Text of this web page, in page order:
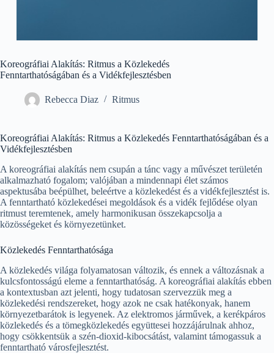
Koreográfiai Alakítás: Ritmus a Közlekedés
Fenntarthatóságában és a Vidékfejlesztésben
Rebecca Diaz Ritmus
Koreográfiai Alakítás: Ritmus a Közlekedés Fenntarthatóságában és a
Vidékfejlesztésben
A koreográfiai alakítás nem csupán a tánc vagy a művészet területén
alkalmazható fogalom; valójában a mindennapi élet számos
aspektusába beépülhet, beleértve a közlekedést és a vidékfejlesztést is.
A fenntartható közlekedései megoldások és a vidék fejlődése olyan
ritmust teremtenek, amely harmonikusan összekapcsolja a
közösségeket és környezetünket.
Közlekedés Fenntarthatósága
A közlekedés világa folyamatosan változik, és ennek a változásnak a
kulcsfontosságú eleme a fenntarthatóság. A koreográfiai alakítás ebben
a kontextusban azt jelenti, hogy tudatosan szervezzük meg a
közlekedési rendszereket, hogy azok ne csak hatékonyak, hanem
környezetbarátok is legyenek. Az elektromos járművek, a kerékpáros
közlekedés és a tömegközlekedés együttesei hozzájárulnak ahhoz,
hogy csökkentsük a szén-dioxid-kibocsátást, valamint támogassuk a
fenntartható városfejlesztést.